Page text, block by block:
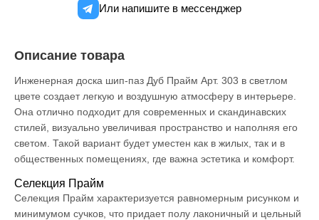
Или напишите в мессенджер
Описание товара
Инженерная доска шип-паз Дуб Прайм Арт. 303 в светлом
цвете создает легкую и воздушную атмосферу в интерьере.
Она отлично подходит для современных и скандинавских
стилей, визуально увеличивая пространство и наполняя его
светом. Такой вариант будет уместен как в жилых, так и в
общественных помещениях, где важна эстетика и комфорт.
Селекция Прайм
Селекция Прайм характеризуется равномерным рисунком и
минимумом сучков, что придает полу лаконичный и цельный